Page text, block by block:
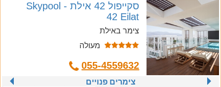
סקייפול 42 אילת - Skypool
42 Eilat
צימר באילת
מעולה
055-4559632
צימרים פנויים